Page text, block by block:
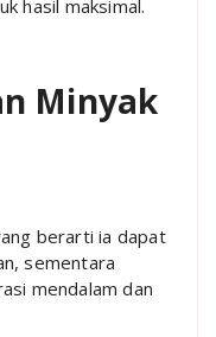
hasil maksimal.
Minyak
berarti ia dapat
sementara
mendalam dan